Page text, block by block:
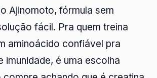
Ajinomoto, fórmula sem
fácil. Pra quem treina
aminoácido confiável pra
imunidade, é uma escolha